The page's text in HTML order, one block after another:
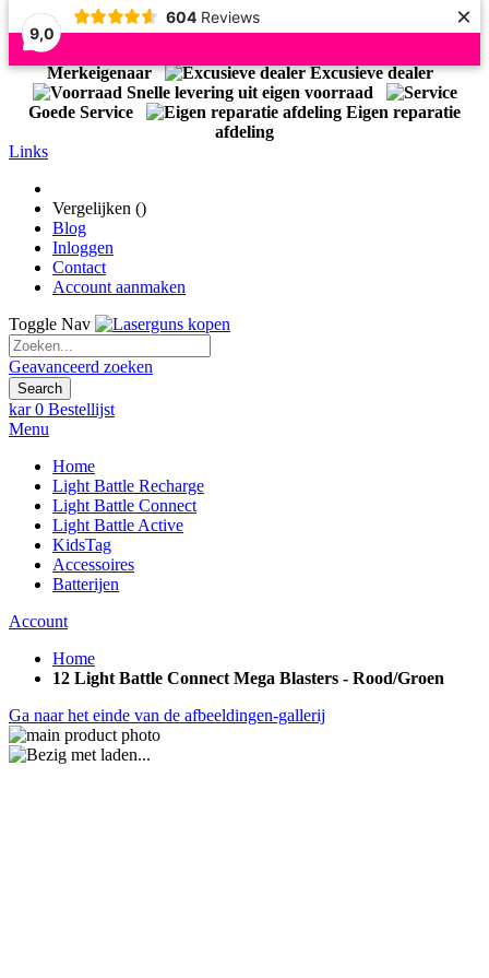
9,0
604 Reviews ×
Merkeigenaar
Excusieve dealer
Snelle levering uit eigen voorraad
Goede Service
Eigen reparatie
afdeling
Links
Vergelijken ()
Blog
Inloggen
Contact
Account aanmaken
Toggle Nav
Geavanceerd zoeken
Search
kar 0 Bestellijst
Menu
Home
Light Battle Recharge
Light Battle Connect
Light Battle Active
KidsTag
Accessoires
Batterijen
Account
Home
12 Light Battle Connect Mega Blasters - Rood/Groen
Ga naar het einde van de afbeeldingen-gallerij